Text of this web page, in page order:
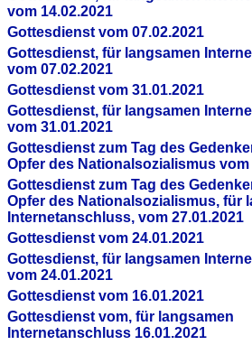
vom 14.02.2021
Gottesdienst vom 07.02.2021
Gottesdienst, für langsamen
vom 07.02.2021
Gottesdienst vom 31.01.2021
Gottesdienst, für langsamen
vom 31.01.2021
Gottesdienst zum Tag des
Opfer des Nationalsozialismus vom
Gottesdienst zum Tag des
Opfer des Nationalsozialismus, für
Internetanschluss, vom 27.01.2021
Gottesdienst vom 24.01.2021
Gottesdienst, für langsamen
vom 24.01.2021
Gottesdienst vom 16.01.2021
Gottesdienst vom, für langsamen
Internetanschluss 16.01.2021